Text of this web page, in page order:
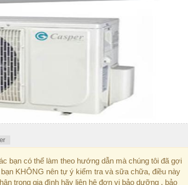
bạn có thể làm theo hướng dẫn mà chúng tôi đã gợi
KHÔNG nên tự ý kiểm tra và sữa chữa, điều này
trong gia đình hãy liên hệ đơn vị bảo dưỡng , bảo